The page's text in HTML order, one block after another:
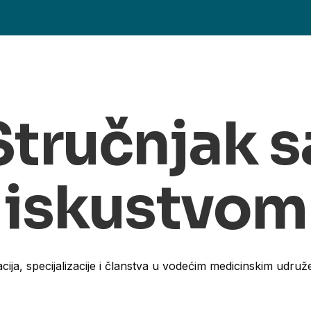
iskustvom
specijalizacije i članstva u vodećim medicinskim